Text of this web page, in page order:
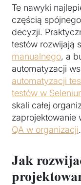
Te nawyki
częścią
decyzji.
testów rozwijają
manualnego, a
automatyzacji
automatyzacji
testów w
skali całej
zaprojektowanie
QA w organizacji.
Jak